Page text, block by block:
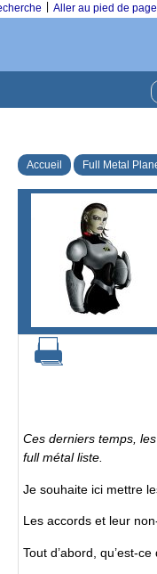
Aller au pied de page
Accueil Full Metal
Ces derniers temps,
full métal liste.
Je souhaite ici mettre
Les accords et leur
Tout d’abord, qu’est-